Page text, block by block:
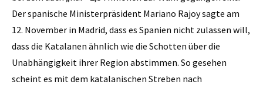
Der spanische Ministerpräsident Mariano Rajoy sagte am
12. November in Madrid, dass es Spanien nicht zulassen will,
dass die Katalanen ähnlich wie die Schotten über die
Unabhängigkeit ihrer Region abstimmen. So gesehen
scheint es mit dem katalanischen Streben nach